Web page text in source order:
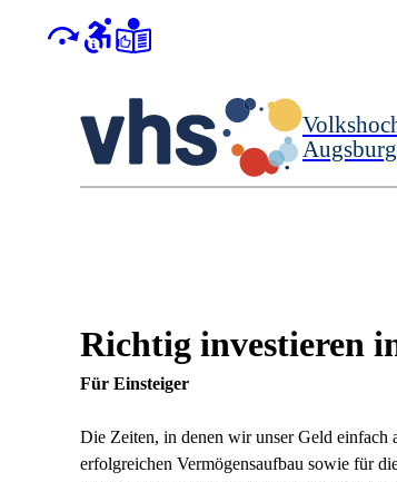
Richtig investieren
Für Einsteiger
Die Zeiten, in denen wir unser Geld einfach
erfolgreichen Vermögensaufbau sowie für